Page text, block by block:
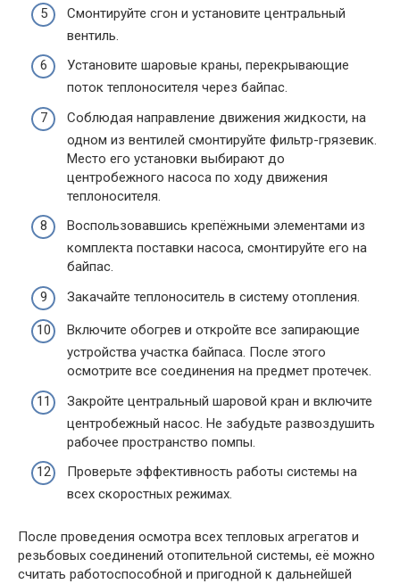
Смонтируйте сгон и установите центральный
вентиль.
Установите шаровые краны, перекрывающие
поток теплоносителя через байпас.
Соблюдая направление движения жидкости, на
одном из вентилей смонтируйте фильтр-грязевик.
Место его установки выбирают до
центробежного насоса по ходу движения
теплоносителя.
Воспользовавшись крепёжными элементами из
комплекта поставки насоса, смонтируйте его на
байпас.
Закачайте теплоноситель в систему отопления.
Включите обогрев и откройте все запирающие
устройства участка байпаса. После этого
осмотрите все соединения на предмет протечек.
Закройте центральный шаровой кран и включите
центробежный насос. Не забудьте развоздушить
рабочее пространство помпы.
Проверьте эффективность работы системы на
всех скоростных режимах.
После проведения осмотра всех тепловых агрегатов и
резьбовых соединений отопительной системы, её можно
считать работоспособной и пригодной к дальнейшей